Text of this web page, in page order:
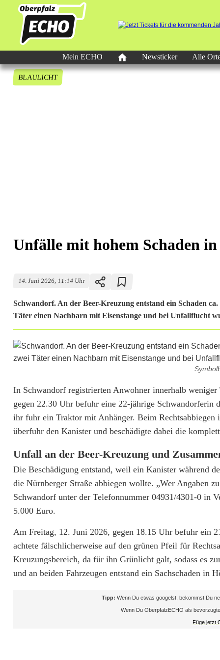
Mein ECHO Newsticker Alle
BLAULICHT
Unfälle mit hohem Schaden
14. Juni 2026, 11:14 Uhr
Schwandorf. An der Beer-Kreuzung entstand ein Schaden
Täter einen Nachbarn mit Eisenstange und bei Unfallflucht
U
n
f
ä
l
l
e
t
h
In Schwandorf registrierten Anwohner innerhalb
gegen 22.30 Uhr befuhr eine 22-jährige Schwandorferin
ihr fuhr ein Traktor mit Anhänger. Beim
überfuhr den Kanister und beschädigte dabei die
Unfall an der Beer-Kreuzung und
Die Beschädigung entstand, weil ein Kanister während
die Nürnberger Straße abbiegen wollte. „Wer Angaben
Schwandorf unter der Telefonnummer 04931/4301-0 in
5.000 Euro.
Am Freitag, 12. Juni 2026, gegen 18.15 Uhr befuhr ein
achtete fälschlicherweise auf den grünen Pfeil für
Kreuzungsbereich, da für ihn Grünlicht galt, sodass es
und an beiden Fahrzeugen entstand ein Sachschaden in
Tipp: Wenn Du etwas googelst, bekommst Du
Wenn Du OberpfalzECHO als
Füge jetzt